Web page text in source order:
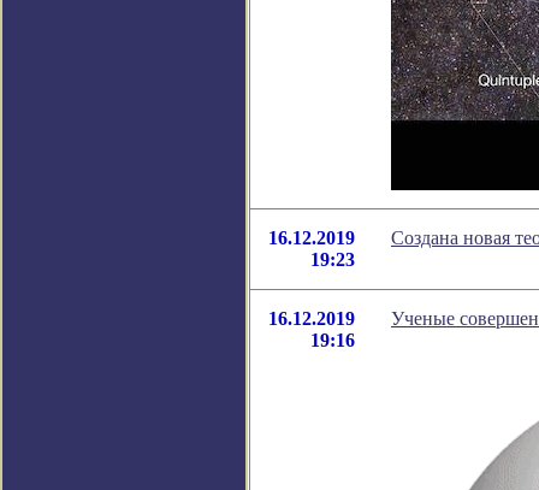
16.12.2019
19:23
Создана новая
16.12.2019
19:16
Ученые